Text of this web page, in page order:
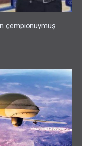
çempionuymuş